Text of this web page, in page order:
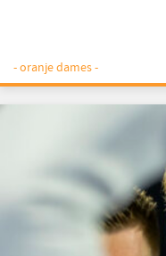
- oranje dames -